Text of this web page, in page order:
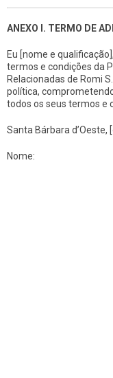
ANEXO I. TERMO DE
Eu [nome e
termos e condições da
Relacionadas de Romi
política,
todos os seus termos e
Santa Bárbara d’Oeste,
Nome: